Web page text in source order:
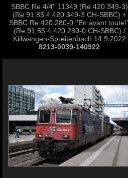
SBBC Re 4/4'' 11349 (Re 420.349-3)
(Re 91 85 4 420 349-3 CH-SBBC) +
SBBC Re 420.280-0 ''En avant
(Re 91 85 4 420 280-0 CH-SBBC) /
Killwangen-Spreitenbach 14.9.2022
8213-0039-140922